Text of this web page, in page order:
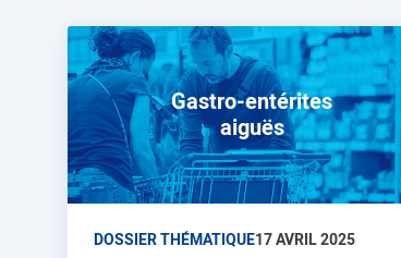
Gastro-entérites
aiguës
DOSSIER THÉMATIQUE17 AVRIL 2025